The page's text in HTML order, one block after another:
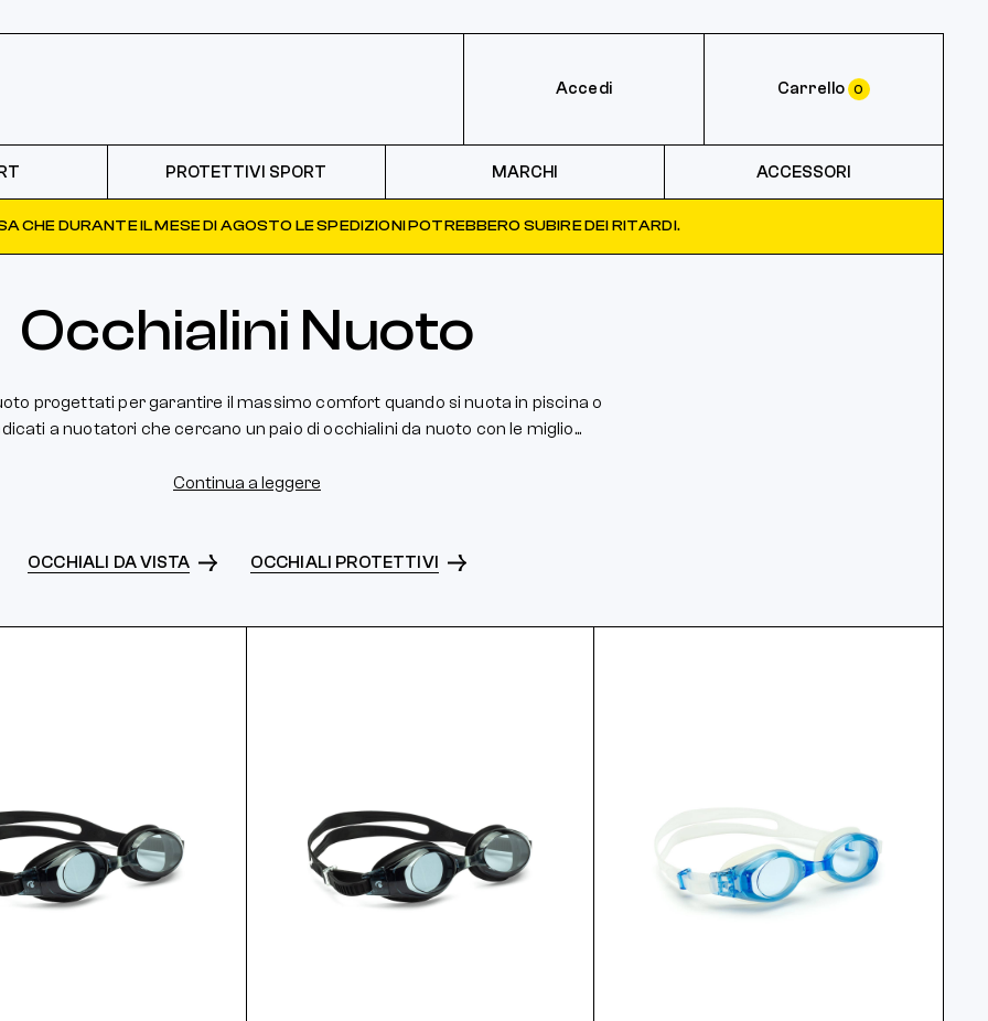
Accedi Carrello 0
PROTETTIVI SPORT MARCHI ACCESSORI
CHE DURANTE IL MESE DI AGOSTO LE SPEDIZIONI POTREBBERO SUBIRE DEI RITARDI.
Occhialini Nuoto
progettati per garantire il massimo comfort quando si nuota in piscina o
a nuotatori che cercano un paio di occhialini da nuoto con le miglio...
Continua a leggere
OCCHIALI DA VISTA OCCHIALI PROTETTIVI